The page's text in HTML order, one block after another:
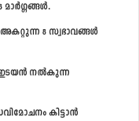
8 സ്വഭാവങ്ങള്‍
ഇടയന്‍ നല്‍കുന്ന
കിട്ടാന്‍